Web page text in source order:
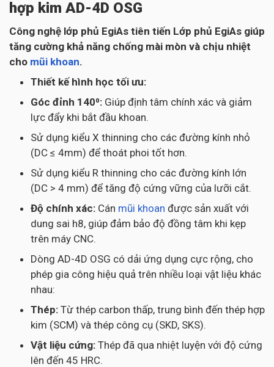
hợp kim AD-4D OSG
Công nghệ lớp phủ EgiAs tiên tiến Lớp phủ EgiAs giúp
tăng cường khả năng chống mài mòn và chịu nhiệt
cho mũi khoan.
Thiết kế hình học tối ưu:
Góc đỉnh 140⁰: Giúp định tâm chính xác và giảm
lực đẩy khi bắt đầu khoan.
Sử dụng kiểu X thinning cho các đường kính nhỏ
(DC ≤ 4mm) để thoát phoi tốt hơn.
Sử dụng kiểu R thinning cho các đường kính lớn
(DC > 4 mm) để tăng độ cứng vững của lưỡi cắt.
Độ chính xác: Cán mũi khoan được sản xuất với
dung sai h8, giúp đảm bảo độ đồng tâm khi kẹp
trên máy CNC.
Dòng AD-4D OSG có dải ứng dụng cực rộng, cho
phép gia công hiệu quả trên nhiều loại vật liệu khác
nhau:
Thép: Từ thép carbon thấp, trung bình đến thép hợp
kim (SCM) và thép công cụ (SKD, SKS).
Vật liệu cứng: Thép đã qua nhiệt luyện với độ cứng
lên đến 45 HRC.